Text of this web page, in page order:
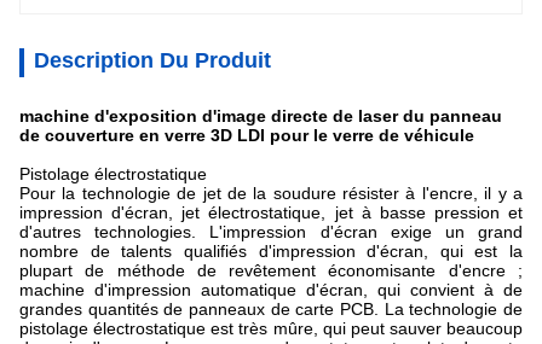
Description Du Produit
machine d'exposition d'image directe de laser du panneau
de couverture en verre 3D LDI pour le verre de véhicule
Pistolage électrostatique
Pour la technologie de jet de la soudure résister à l'encre, il y a
impression d'écran, jet électrostatique, jet à basse pression et
d'autres technologies. L'impression d'écran exige un grand
nombre de talents qualifiés d'impression d'écran, qui est la
plupart de méthode de revêtement économisante d'encre ;
machine d'impression automatique d'écran, qui convient à de
grandes quantités de panneaux de carte PCB. La technologie de
pistolage électrostatique est très mûre, qui peut sauver beaucoup